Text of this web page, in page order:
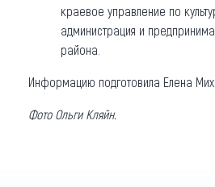
краевое управление по
администрация и
района.
Информацию подготовила Елена
Фото Ольги Кляйн.